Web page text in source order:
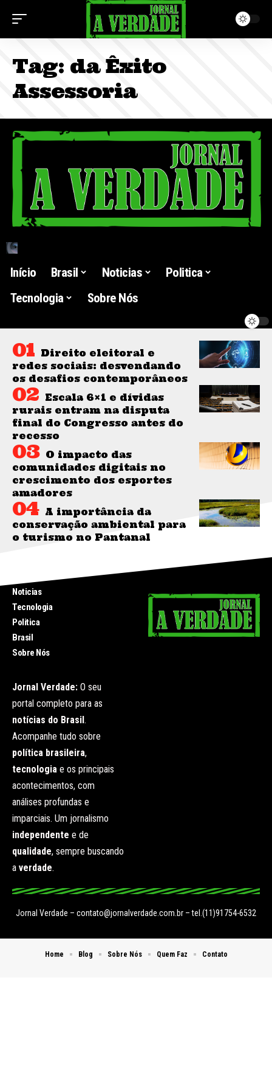
Tag: da Êxito
Assessoria
Início Brasil Noticias
Politica
Tecnologia
Sobre Nós
Direito eleitoral e
redes sociais: desvendando
os desafios contemporâneos
Escala 6×1 e dívidas
rurais entram na disputa
final do Congresso antes do
recesso
O impacto das
comunidades digitais no
crescimento dos esportes
amadores
A importância da
conservação ambiental para
o turismo no Pantanal
Noticias
Tecnologia
Politica
Brasil
Sobre Nós
Jornal Verdade: O seu
portal completo para as
notícias do Brasil .
Acompanhe tudo sobre
política brasileira,
tecnologia e os principais
acontecimentos, com
análises profundas e
imparciais. Um jornalismo
independente e de
qualidade, sempre buscando
a verdade.
Jornal Verdade – contato@jornalverdade.com.br – tel.(11)91754-6532
Home Blog Sobre Nós Quem Faz Contato